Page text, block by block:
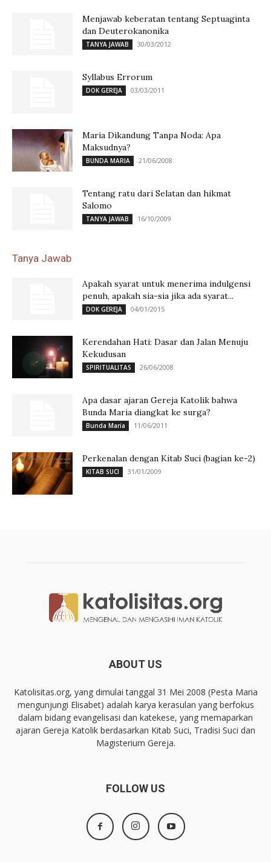
Menjawab keberatan tentang Septuaginta
dan Deuterokanonika
TANYA JAWAB 30/03/2012
Syllabus Errorum
DOK GEREJA 03/03/2011
Maria Dikandung Tanpa Noda: Apa
Maksudnya?
BUNDA MARIA 21/06/2008
Tentang ratu dari Selatan dan hikmat
Salomo
TANYA JAWAB 16/10/2009
Tanya Jawab
Apakah syarat untuk menerima indulgensi
penuh, apakah sia-sia jika ada syarat...
DOK GEREJA 04/01/2015
Kerendahan Hati: Dasar dan Jalan Menuju
Kekudusan
SPIRITUALITAS 26/06/2008
Apa dasar ajaran Gereja Katolik bahwa
Bunda Maria diangkat ke surga?
Bunda Maria 11/06/2011
Perkenalan dengan Kitab Suci (bagian ke-2)
KITAB SUCI 31/01/2009
ABOUT US
Katolisitas.org, yang dimulai tanggal 31 Mei 2008 (Pesta Maria
mengunjungi Elisabet) adalah karya kerasulan yang berfokus
dalam bidang evangelisasi dan katekese, yang memaparkan
ajaran Gereja Katolik berdasarkan Kitab Suci, Tradisi Suci dan
Magisterium Gereja.
FOLLOW US